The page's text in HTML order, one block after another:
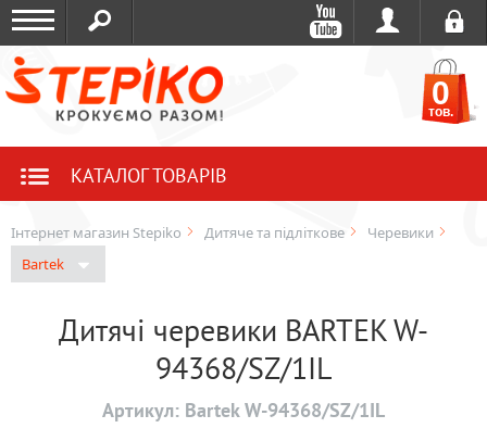
0
тов.
КАТАЛОГ ТОВАРІВ
Інтернет магазин Stepiko Дитяче та підліткове
Черевики
Bartek
Дитячі черевики BARTEK W-
94368/SZ/1IL
Артикул: Bartek W-94368/SZ/1IL